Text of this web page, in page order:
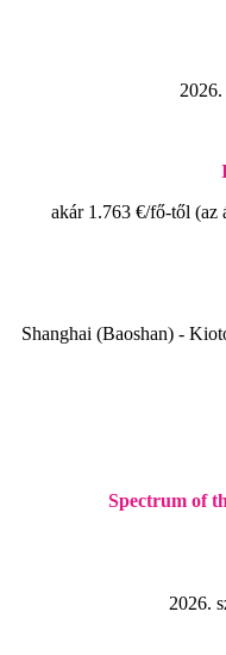
2026.
akár 1.763 €/fő-től (az
Shanghai (Baoshan) -
Spectrum of
2026.